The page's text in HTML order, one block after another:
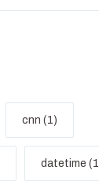
cnn (1)
datetime